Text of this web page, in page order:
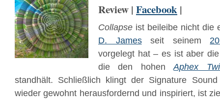
Review | Facebook |
Collapse ist beileibe nicht die
D. Jamesseit seinem
vorgelegt hat – es ist aber
die den hohenAphex
standhält. Schließlich klingt der Signature
wieder gewohnt herausfordernd und inspiriert, ist